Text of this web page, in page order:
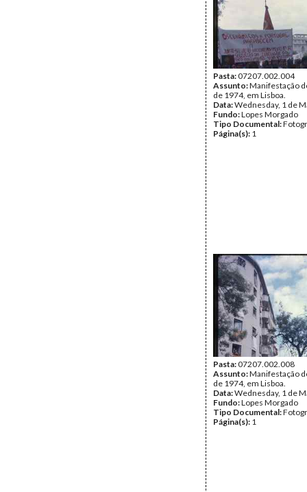
Pasta:07207.002.004
Assunto:Manifestação
de 1974, em Lisboa.
Data:Wednesday, 1 de
Fundo:Lopes Morgado
Tipo Documental:
Página(s): 1
Pasta:07207.002.008
Assunto:Manifestação
de 1974, em Lisboa.
Data:Wednesday, 1 de
Fundo:Lopes Morgado
Tipo Documental:
Página(s): 1